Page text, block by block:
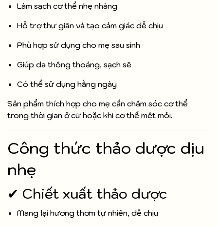
Làm sạch cơ thể nhẹ nhàng
Hỗ trợ thư giãn và tạo cảm giác dễ chịu
Phù hợp sử dụng cho mẹ sau sinh
Giúp da thông thoáng, sạch sẽ
Có thể sử dụng hằng ngày
Sản phẩm thích hợp cho mẹ cần chăm sóc cơ thể
trong thời gian ở cữ hoặc khi cơ thể mệt mỏi.
Công thức thảo dược dịu
nhẹ
✔ Chiết xuất thảo dược
Mang lại hương thơm tự nhiên, dễ chịu